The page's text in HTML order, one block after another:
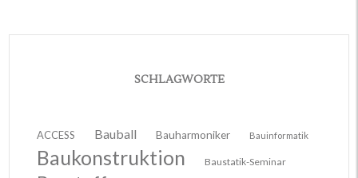
SCHLAGWORTE
ACCESS Bauball Bauharmoniker Bauinformatik
Baukonstruktion Baustatik-Seminar